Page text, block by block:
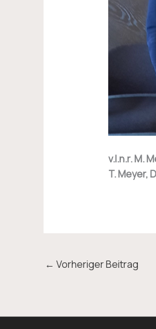
v.l.n.r. M.
T. Meyer,
← Vorheriger Beitrag